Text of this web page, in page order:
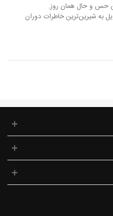
حس و حال همان روز.
به شیرین‌ترین خاطرات دوران